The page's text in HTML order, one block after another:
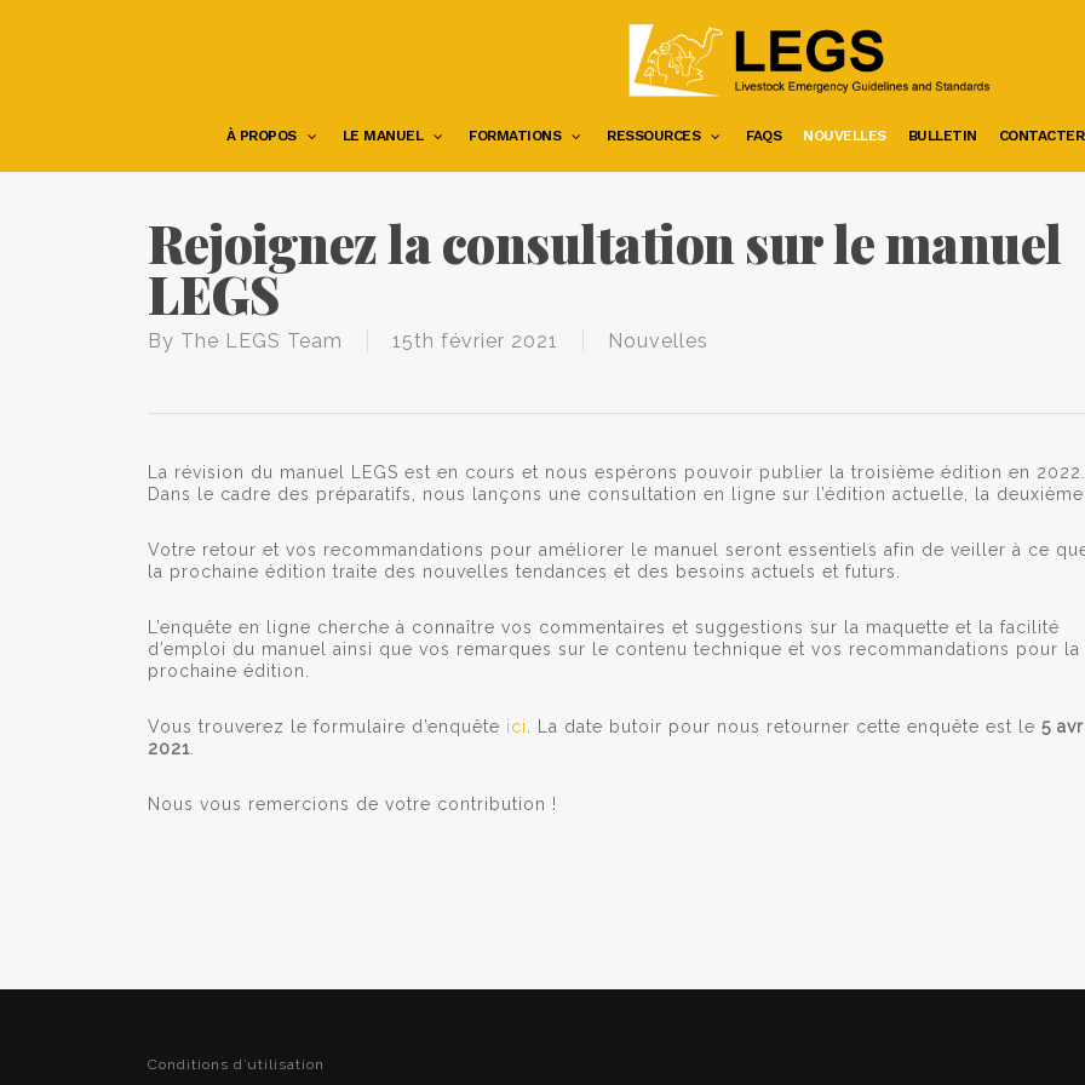
À PROPOS LE MANUEL FORMATIONS RESSOURCES FAQS NOUVELLES BULLETIN CONTACTER
Rejoignez la consultation sur le manuel
LEGS
By The LEGS Team 15th février 2021 Nouvelles
La révision du manuel LEGS est en cours et nous espérons pouvoir publier la troisième édition en 2022.
Dans le cadre des préparatifs, nous lançons une consultation en ligne sur l’édition actuelle, la
Votre retour et vos recommandations pour améliorer le manuel seront essentiels afin de veiller à ce
la prochaine édition traite des nouvelles tendances et des besoins actuels et futurs.
L’enquête en ligne cherche à connaître vos commentaires et suggestions sur la maquette et la facilité
d’emploi du manuel ainsi que vos remarques sur le contenu technique et vos recommandations pour la
prochaine édition.
Vous trouverez le formulaire d’enquête ici . La date butoir pour nous retourner cette enquête est le 5
2021
Nous vous remercions de votre contribution !
Conditions d’utilisation